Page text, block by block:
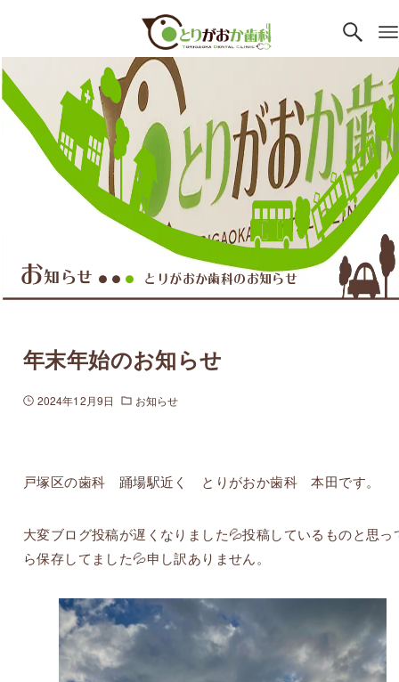
お知らせ ●● ● とりがおか歯科のお知らせ
年末年始のお知らせ
2024年12月9日 お知らせ
戸塚区の歯科 踊場駅近く とりがおか歯科 本田です。
大変ブログ投稿が遅くなりました💦投稿しているものと思っ
ら保存してました💦申し訳ありません。